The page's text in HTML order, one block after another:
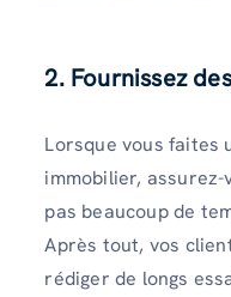
2. Fournissez
Lorsque vous faites
immobilier, assurez-
pas beaucoup de
Après tout, vos
rédiger de longs